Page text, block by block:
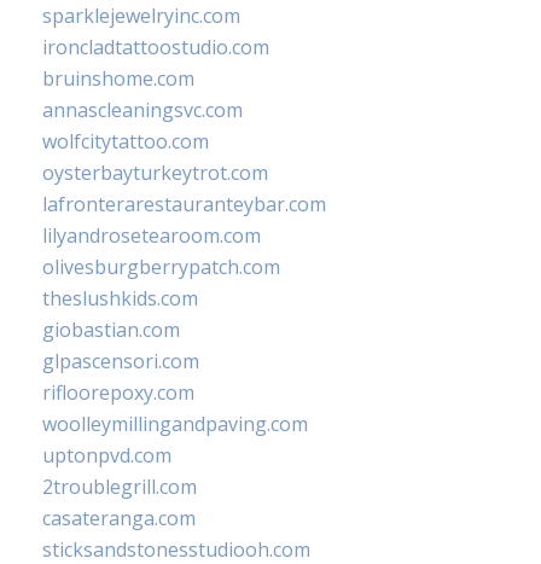
sparklejewelryinc.com
ironcladtattoostudio.com
bruinshome.com
annascleaningsvc.com
wolfcitytattoo.com
oysterbayturkeytrot.com
lafronterarestauranteybar.com
lilyandrosetearoom.com
olivesburgberrypatch.com
theslushkids.com
giobastian.com
glpascensori.com
rifloorepoxy.com
woolleymillingandpaving.com
uptonpvd.com
2troublegrill.com
casateranga.com
sticksandstonesstudiooh.com